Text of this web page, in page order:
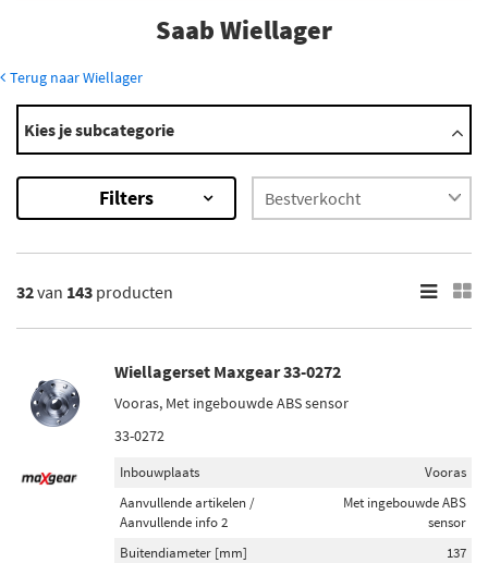
Saab Wiellager
Terug naar Wiellager
Modellen
9-3
9-5
90
900
×
Resultaten
Merk
Maxgear (8)
Kies je subcategorie
Filters
32van 143 producten
Wiellagerset Maxgear 33-0272
Vooras, Met ingebouwde ABS sensor
33-0272
Inbouwplaats
Vooras
Aanvullende artikelen /
Aanvullende info 2
Met ingebouwde ABS
sensor
Buitendiameter [mm]
137